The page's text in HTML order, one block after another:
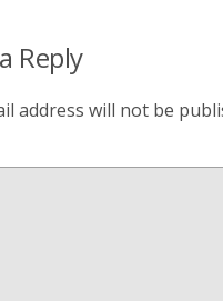
Reply
address will not be